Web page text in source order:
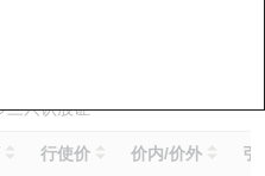
友邦保险
三只认股证
行使价 价内/价外 引